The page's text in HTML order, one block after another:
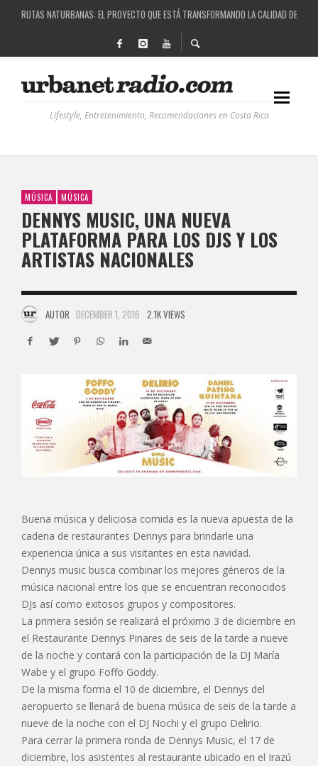
LA HISTORIA DETRÁS DE LA MÚSICA ELECTRÓNICA: BBC RADIOPHONIC WORKSHOP
RECORDANDO LA EXPERIENCIA BPM: UN REVIEW DE LA PRIMERA EDICIÓN QUE
COSTA RICA Y EL BPM FESTIVAL: UNA COMBINACIÓN EXITOSA
Lifestyle, Entretenimiento, Recomendaciones en Costa Rica
MÚSICA MÚSICA
DENNYS MUSIC, UNA NUEVA
PLATAFORMA PARA LOS DJS Y LOS
ARTISTAS NACIONALES
AUTOR DECEMBER 1, 2016 2.1K VIEWS
Buena música y deliciosa comida es la nueva apuesta de la
cadena de restaurantes Dennys para brindarle una
experiencia única a sus visitantes en esta navidad.
Dennys music busca combinar los mejores géneros de la
música nacional entre los que se encuentran reconocidos
DJs así como exitosos grupos y compositores.
La primera sesión se realizará el próximo 3 de diciembre en
el Restaurante Dennys Pinares de seis de la tarde a nueve
de la noche y contará con la participación de la DJ María
Wabe y el grupo Foffo Goddy.
De la misma forma el 10 de diciembre, el Dennys del
aeropuerto se llenará de buena música de seis de la tarde a
nueve de la noche con el DJ Nochi y el grupo Delirio.
Para cerrar la primera ronda de Dennys Music, el 17 de
diciembre, los asistentes al restaurante ubicado en el Irazú